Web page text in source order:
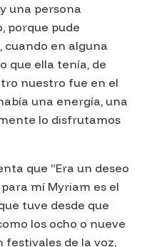
una persona
porque pude
cuando en alguna
que ella tenía, de
nuestro fue en el
una energía, una
lo disfrutamos
que “Era un deseo
mí Myriam es el
tuve desde que
los ocho o nueve
festivales de la voz,